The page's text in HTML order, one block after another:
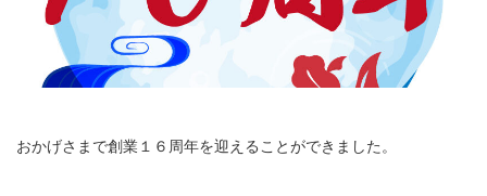
おかげさまで創業１６周年を迎えることができました。